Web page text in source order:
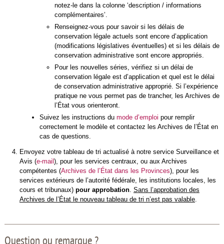
notez-le dans la colonne ‘description / informations
complémentaires’.
Renseignez-vous pour savoir si les délais de
conservation légale actuels sont encore d’application
(modifications législatives éventuelles) et si les délais de
conservation administrative sont encore appropriés.
Pour les nouvelles séries, vérifiez si un délai de
conservation légale est d’application et quel est le délai
de conservation administrative approprié. Si l’expérience
pratique ne vous permet pas de trancher, les Archives de
l’État vous orienteront.
Suivez les instructions du mode d’emploi pour remplir
correctement le modèle et contactez les Archives de l’État en
cas de questions.
Envoyez votre tableau de tri actualisé à notre service Surveillance et
Avis (e-mail ), pour les services centraux, ou aux Archives
compétentes (Archives de l’État dans les Provinces), pour les
services extérieurs de l’autorité fédérale, les institutions locales, les
cours et tribunaux) pour approbation. Sans l’approbation des
Archives de l’État le nouveau tableau de tri n’est pas valable.